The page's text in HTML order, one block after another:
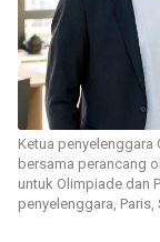
Ketua penyelenggara
bersama perancang
untuk Olimpiade dan
penyelenggara,